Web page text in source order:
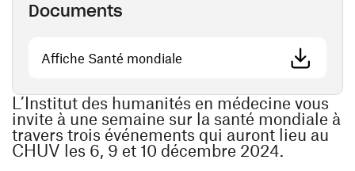
Documents
Affiche Santé mondiale (ouvre une nouvelle fenêtre)
L’Institut des humanités en médecine vous
invite à une semaine sur la santé mondiale à
travers trois événements qui auront lieu au
CHUV les 6, 9 et 10 décembre 2024.